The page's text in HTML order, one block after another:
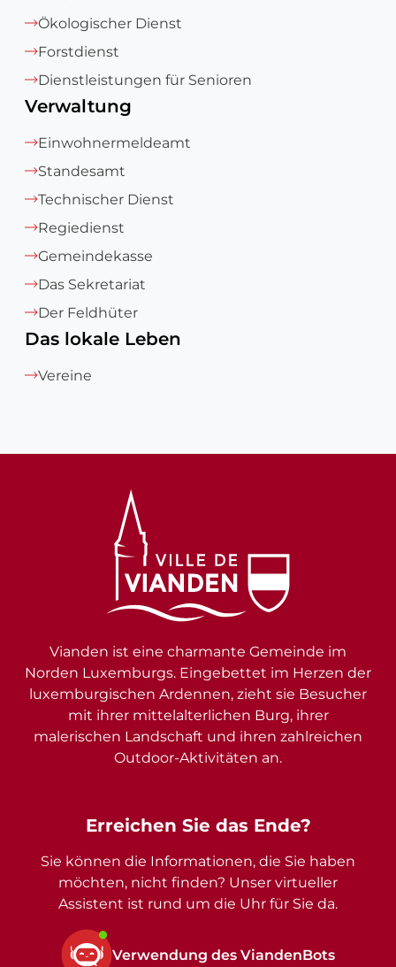
Ökologischer Dienst
Forstdienst
Dienstleistungen für Senioren
Verwaltung
Einwohnermeldeamt
Standesamt
Technischer Dienst
Regiedienst
Gemeindekasse
Das Sekretariat
Der Feldhüter
Das lokale Leben
Vereine
Erreichen Sie das Ende?
Sie können die Informationen, die Sie haben
möchten, nicht finden? Unser virtueller
Assistent ist rund um die Uhr für Sie da.
Verwendung des ViandenBots
Vianden ist eine charmante Gemeinde im
Norden Luxemburgs. Eingebettet im Herzen der
luxemburgischen Ardennen, zieht sie Besucher
mit ihrer mittelalterlichen Burg, ihrer
malerischen Landschaft und ihren zahlreichen
Outdoor-Aktivitäten an.